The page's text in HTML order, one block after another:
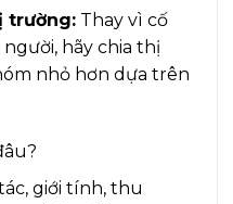
trường: Thay vì cố
hãy chia thị
nhỏ hơn dựa trên
giới tính, thu